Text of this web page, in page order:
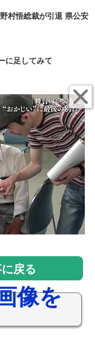
村悟総裁が引退 県公安
に足してみて
戻る
像を